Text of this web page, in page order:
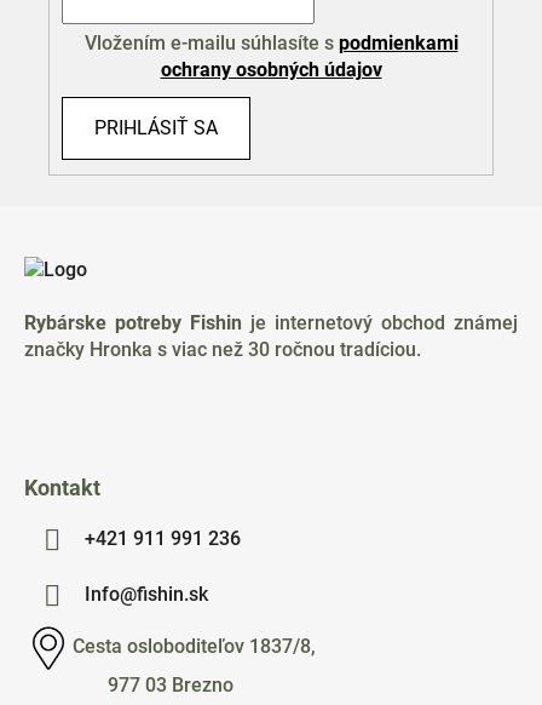
Vložením e-mailu súhlasíte s podmienkami
ochrany osobných údajov
PRIHLÁSIŤ SA
Rybárske potreby Fishin je internetový obchod známej
značky Hronka s viac než 30 ročnou tradíciou.
Kontakt
+421 911 991 236
Info@fishin.sk
Cesta osloboditeľov 1837/8,
977 03 Brezno